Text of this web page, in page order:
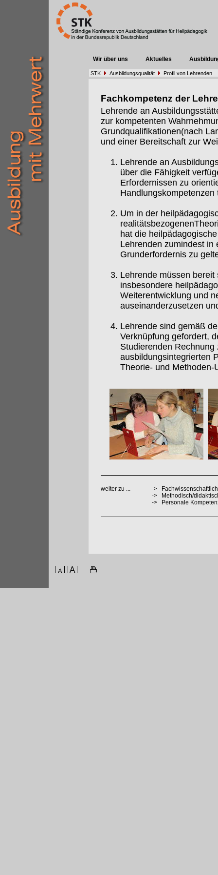
Wir über uns Aktuelles
STK Ausbildungsqualität Profil von Lehrenden
Fachkompetenz der
Lehrende an
zur kompetenten
Grundqualifikationen(nach
und einer Bereitschaft zur
Lehrende an
über die Fähigkeit
Erfordernissen zu
Um in der
hat die
Lehrenden zumindest in
Grunderfordernis zu
Lehrende müssen
insbesondere
Weiterentwicklung und
auseinanderzusetzen
Lehrende sind gemäß
Verknüpfung gefordert,
Studierenden
ausbildungsintegrierten
Theorie- und Methoden-
weiter zu ... ->
->
Methodisch/
->
Personale